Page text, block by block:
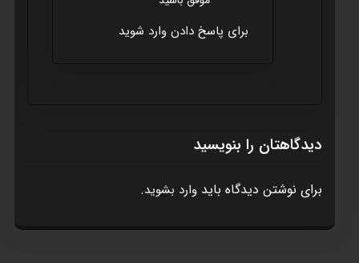
برای پاسخ دادن وارد شوید
دیدگاهتان را بنویسید
برای نوشتن دیدگاه بایدوارد بشوید.